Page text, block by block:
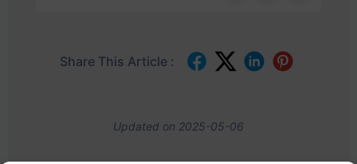
Share This Article :
Updated on 2025-05-06